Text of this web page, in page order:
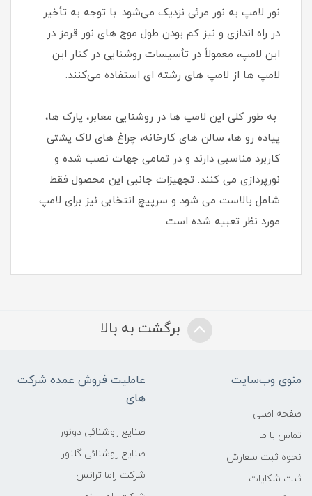
نور لامپ به نور مرئی نزدیک می‌شود. با توجه به تأخیر
در راه‌ اندازی و نیز کم‌ بودن طول موج‌ های نور قرمز در
این لامپ، معمولاً در تأسیسات روشنایی در کنار این
لامپ‌ ها از لامپ‌ های رشته‌ ای استفاده می‌کنند.
به طور کلی این لامپ ها در روشنایی معابر، پارک ها،
پیاده رو ها، سالن های کارخانه، چراغ های لاک پشتی
کاربرد مناسبی دارند و در تمامی جهات نصب شده و
نورپردازی می کنند. تجهیزات جانبی این محصول فقط
شامل بالاست می شود و سرپیچ انتخابی نیز برای لامپ
مورد نظر تعبیه شده است.
برگشت به بالا
منوی وب‌سایت
صفحه اصلی
تماس با ما
نحوه ثبت سفارش
ثبت شکایات
عاملیت فروش عمده شرکت
های
صنایع روشنائی دونور
صنایع روشنائی گلنور
شرکت راما ترانس